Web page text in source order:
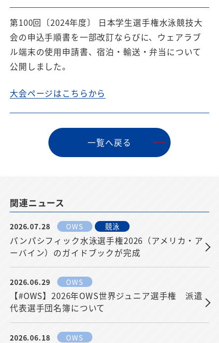
第100回〔2024年度〕 日本学生選手権水泳競技大
会の申込手順書を一部改訂ならびに、ウェアラブ
ル端末の使用申請書、宿泊・輸送・弁当について
公開しました。
大会ページはこちらから
⼀覧へ戻る
関連ニュース
2026.07.28 OWS 競泳
パンパシフィック水泳選手権2026（アメリカ・ア
ーバイン）のガイドブックが完成
2026.06.29 OWS
【#OWS】2026年OWS世界ジュニア選手権 派遣
代表選手団名簿について
2026.06.18 OWS